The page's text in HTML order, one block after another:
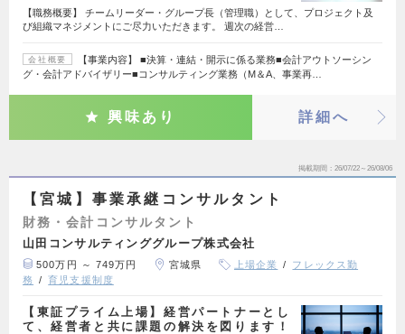
【職務概要】 チームリーダー・グループ長（管理職）として、プロジェクト及
び組織マネジメントにご尽力いただきます。 週次の経営…
会社概要
【事業内容】 ■決算・連結・開示に係る業務■会計アウトソーシン
グ・会計アドバイザリー■コンサルティング業務（M＆A、事業再…
興味あり 詳細へ
掲載期間 26/07/22～26/08/06
【宮城】事業承継コンサルタント
財務・会計コンサルタント
山田コンサルティンググループ株式会社
500万円 ～ 749万円 宮城県 上場企業
フレックス勤
務
育児支援制度
【東証プライム上場】経営パートナーとし
て、経営者と共に課題の解決を図ります！